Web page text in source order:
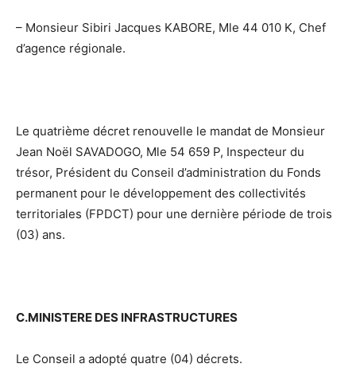
– Monsieur Sibiri Jacques KABORE, Mle 44 010 K, Chef
d’agence régionale.
Le quatrième décret renouvelle le mandat de Monsieur
Jean Noël SAVADOGO, Mle 54 659 P, Inspecteur du
trésor, Président du Conseil d’administration du Fonds
permanent pour le développement des collectivités
territoriales (FPDCT) pour une dernière période de trois
(03) ans.
C.MINISTERE DES INFRASTRUCTURES
Le Conseil a adopté quatre (04) décrets.